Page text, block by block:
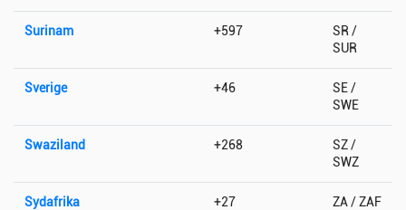
Surinam +597
SR /
SUR
Sverige +46
SE /
SWE
Swaziland +268
SZ /
SWZ
Sydafrika +27 ZA / ZAF